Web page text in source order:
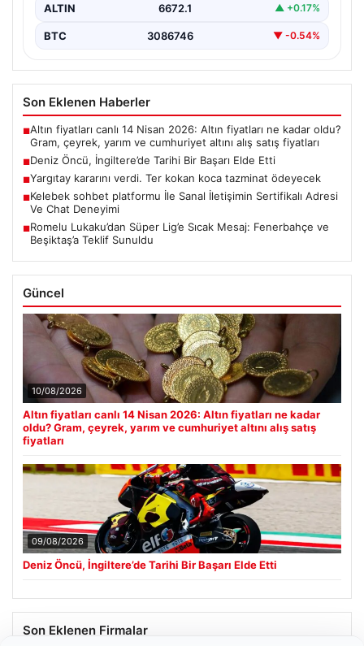
ALTIN 6672.1 ▲ +0.17%
BTC 3086746 ▼ -0.54%
Son Eklenen Haberler
■Altın fiyatları canlı 14 Nisan 2026: Altın fiyatları ne kadar oldu?
Gram, çeyrek, yarım ve cumhuriyet altını alış satış fiyatları
■Deniz Öncü, İngiltere’de Tarihi Bir Başarı Elde Etti
■Yargıtay kararını verdi. Ter kokan koca tazminat ödeyecek
■Kelebek sohbet platformu İle Sanal İletişimin Sertifikalı Adresi
Ve Chat Deneyimi
■Romelu Lukaku’dan Süper Lig’e Sıcak Mesaj: Fenerbahçe ve
Beşiktaş’a Teklif Sunuldu
Güncel
10/08/2026
Altın fiyatları canlı 14 Nisan 2026: Altın fiyatları ne kadar
oldu? Gram, çeyrek, yarım ve cumhuriyet altını alış satış
fiyatları
09/08/2026
Deniz Öncü, İngiltere’de Tarihi Bir Başarı Elde Etti
Son Eklenen Firmalar